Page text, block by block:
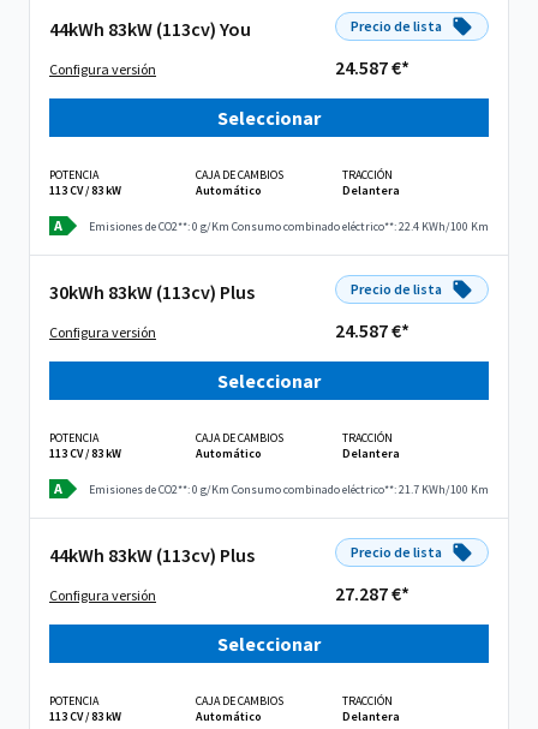
44kWh 83kW (113cv) You
Configura versión
Precio de lista
24.587 €*
Seleccionar
POTENCIA
113 CV / 83 kW
CAJA DE CAMBIOS
Automático
TRACCIÓN
Delantera
A Emisiones de CO2**: 0 g/Km Consumo combinado eléctrico**: 22.4 KWh/100 Km
30kWh 83kW (113cv) Plus
Configura versión
Precio de lista
24.587 €*
Seleccionar
POTENCIA
113 CV / 83 kW
CAJA DE CAMBIOS
Automático
TRACCIÓN
Delantera
A Emisiones de CO2**: 0 g/Km Consumo combinado eléctrico**: 21.7 KWh/100 Km
44kWh 83kW (113cv) Plus
Configura versión
Precio de lista
27.287 €*
Seleccionar
POTENCIA
113 CV / 83 kW
CAJA DE CAMBIOS
Automático
TRACCIÓN
Delantera